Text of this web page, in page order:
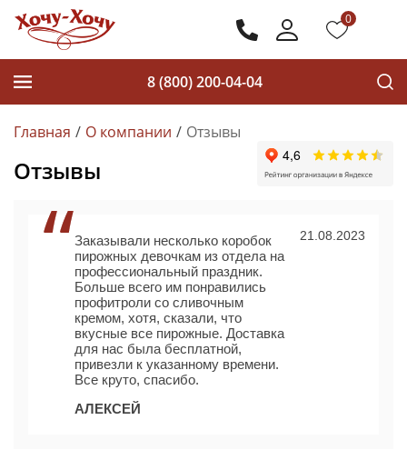
0
8 (800) 200-04-04
Главная О компании Отзывы
Отзывы
Заказывали несколько коробок
пирожных девочкам из отдела на
профессиональный праздник.
Больше всего им понравились
профитроли со сливочным
кремом, хотя, сказали, что
вкусные все пирожные. Доставка
для нас была бесплатной,
привезли к указанному времени.
Все круто, спасибо.
АЛЕКСЕЙ
21.08.2023